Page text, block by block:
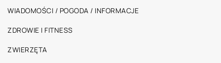
WIADOMOŚCI / POGODA / INFORMACJE
ZDROWIE I FITNESS
ZWIERZĘTA